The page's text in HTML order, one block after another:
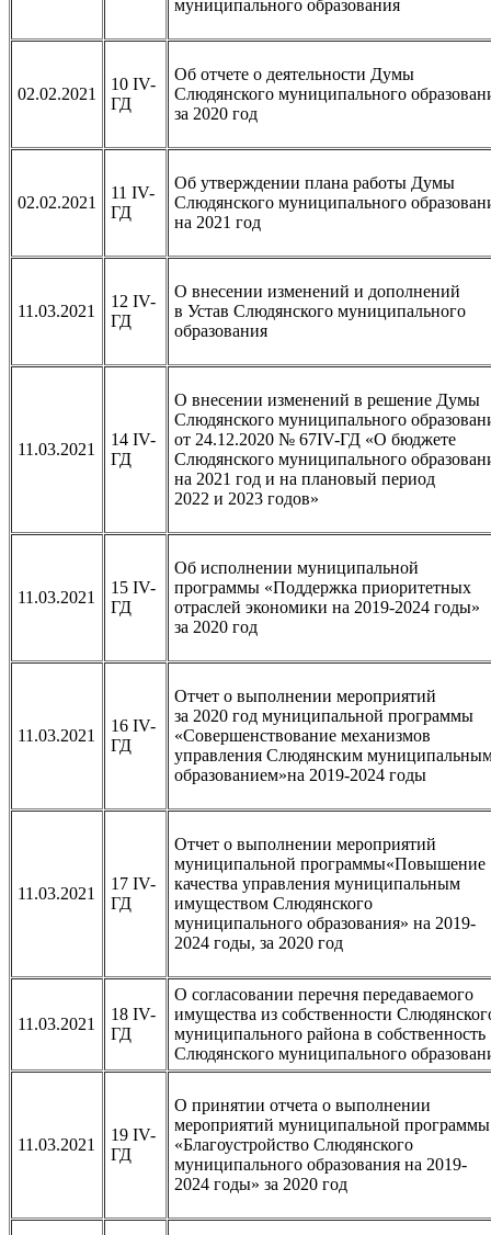
муниципального образования
02.02.2021
10 IV-
ГД
Об отчете о деятельности Думы
Слюдянского муниципального
за 2020 год
02.02.2021
11 IV-
ГД
Об утверждении плана работы Думы
Слюдянского муниципального
на 2021 год
11.03.2021
12 IV-
ГД
О внесении изменений и дополнений
в Устав Слюдянского муниципального
образования
11.03.2021
14 IV-
ГД
О внесении изменений в решение Думы
Слюдянского муниципального
от 24.12.2020 № 67IV-ГД «О бюджете
Слюдянского муниципального
на 2021 год и на плановый период
2022 и 2023 годов»
11.03.2021
15 IV-
ГД
Об исполнении муниципальной
программы «Поддержка приоритетных
отраслей экономики на 2019-2024 годы»
за 2020 год
11.03.2021
16 IV-
ГД
Отчет о выполнении мероприятий
за 2020 год муниципальной программы
«Совершенствование механизмов
управления Слюдянским
образованием»на 2019-2024 годы
11.03.2021
17 IV-
ГД
Отчет о выполнении мероприятий
муниципальной программы«Повышение
качества управления муниципальным
имуществом Слюдянского
муниципального образования» на 2019-
2024 годы, за 2020 год
11.03.2021
18 IV-
ГД
О согласовании перечня передаваемого
имущества из собственности
муниципального района в собственность
Слюдянского муниципального
11.03.2021
19 IV-
ГД
О принятии отчета о выполнении
мероприятий муниципальной программы
«Благоустройство Слюдянского
муниципального образования на 2019-
2024 годы» за 2020 год